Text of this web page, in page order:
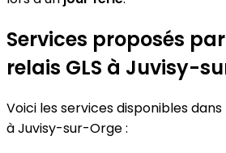
Services proposés
relais GLS à Juvisy-
Voici les services disponibles dans
à Juvisy-sur-Orge :